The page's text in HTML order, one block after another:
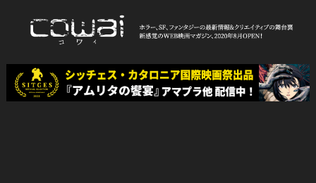
WEB映画マガジン「cowai コ
ワイ」